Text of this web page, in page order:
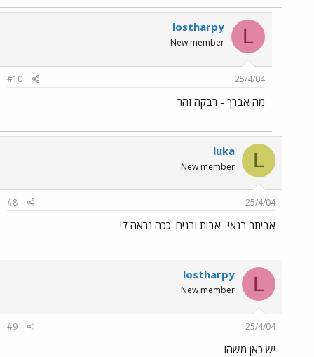
L
lostharpy
New member
25/4/04
#10
מה אברך - רבקה זהר
L
luka
New member
25/4/04
#8
אביתר בנאי- אבות ובנים. ככה נראה לי
L
lostharpy
New member
25/4/04
#9
יש כאן משהו